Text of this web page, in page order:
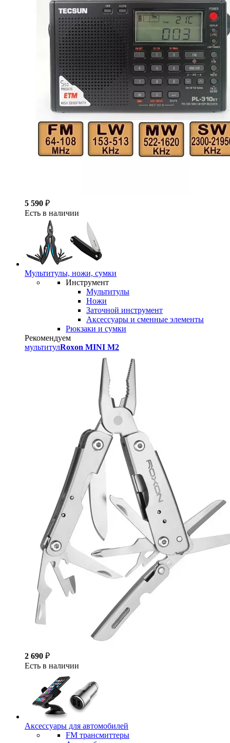
5 590 ₽
Есть в наличии
Мультитулы, ножи, сумки
Инструмент
Мультитулы
Ножи
Заточной инструмент
Аксессуары и сменные элементы
Рюкзаки и сумки
Рекомендуем
мультитулRoxon MINI M2
2 690 ₽
Есть в наличии
Аксессуары для автомобилей
FM трансмиттеры